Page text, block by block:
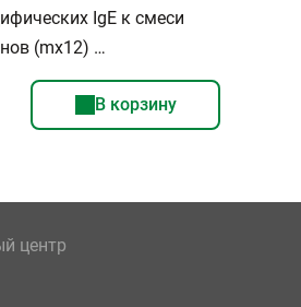
IgE к смеси
(mx12) …
В корзину
центр